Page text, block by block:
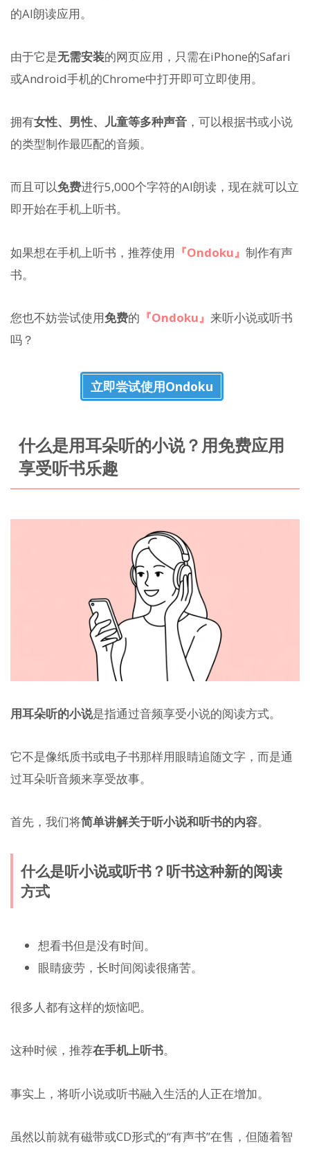
的AI朗读应用。
由于它是无需安装的网页应用，只需在iPhone的Safari
或Android手机的Chrome中打开即可立即使用。
拥有女性、男性、儿童等多种声音 ，可以根据书或小说
的类型制作最匹配的音频。
而且可以免费进行5,000个字符的AI朗读，现在就可以立
即开始在手机上听书。
如果想在手机上听书，推荐使用 『Ondoku』 制作有声
书。
您也不妨尝试使用免费的 『Ondoku』 来听小说或听书
吗？
立即尝试使用Ondoku
什么是用耳朵听的小说？用免费应用
享受听书乐趣
用耳朵听的小说是指通过音频享受小说的阅读方式。
它不是像纸质书或电子书那样用眼睛追随文字，而是通
过耳朵听音频来享受故事。
首先，我们将简单讲解关于听小说和听书的内容。
什么是听小说或听书？听书这种新的阅读
方式
想看书但是没有时间。
眼睛疲劳，长时间阅读很痛苦。
很多人都有这样的烦恼吧。
这种时候，推荐在手机上听书。
事实上，将听小说或听书融入生活的人正在增加。
虽然以前就有磁带或CD形式的“有声书”在售，但随着智